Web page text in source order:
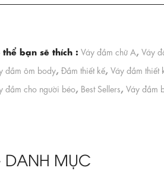
thể bạn sẽ thích : Váy đầm chữ A, Váy
đầm ôm body, Đầm thiết kế, Váy đầm thiết
đầm cho người béo, Best Sellers, Váy đầm
DANH MỤC